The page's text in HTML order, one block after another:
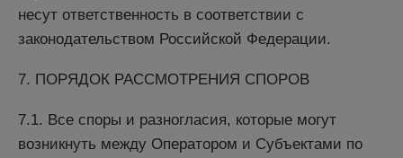
несут ответственность в соответствии с
законодательством Российской Федерации.
7. ПОРЯДОК РАССМОТРЕНИЯ СПОРОВ
7.1. Все споры и разногласия, которые могут
возникнуть между Оператором и Субъектами по